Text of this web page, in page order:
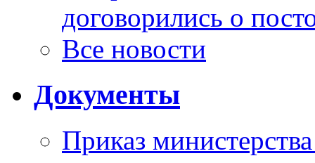
договорились о
Все новости
Документы
Приказ